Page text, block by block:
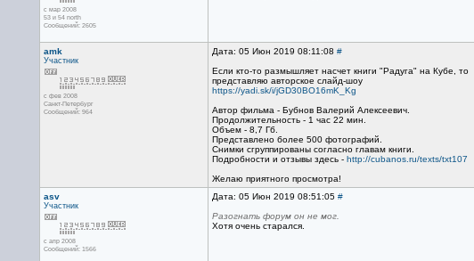
с мар 2008
53 и 54 north
Сообщений: 2605
amk
Участник
с фев 2008
Санкт-Петербург
Сообщений: 964
Дата: 05 Июн 2019 08:11:08 #
Если кто-то размышляет насчет книги "Радуга" на Кубе, то
представляю авторское слайд-шоу
https://yadi.sk/i/jGD30BO16mK_Kg
Автор фильма - Бубнов Валерий Алексеевич.
Продолжительность - 1 час 22 мин.
Объем - 8,7 Гб.
Представлено более 500 фотографий.
Снимки сгруппированы согласно главам книги.
Подробности и отзывы здесь - http://cubanos.ru/texts/txt107
Желаю приятного просмотра!
asv
Участник
с апр 2008
Сообщений: 1566
Дата: 05 Июн 2019 08:51:05 #
Разогнать форум он не мог.
Хотя очень старался.